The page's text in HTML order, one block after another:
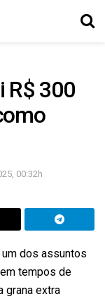
R$ 300
00:32h
dos assuntos
tempos de
grana extra